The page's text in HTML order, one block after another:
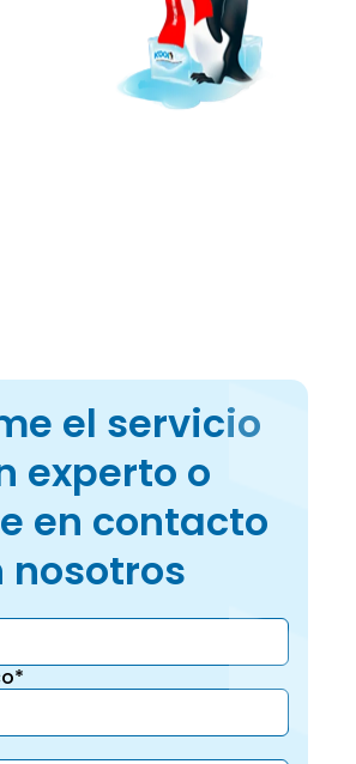
el servicio
experto o
en contacto
nosotros